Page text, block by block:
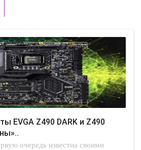
очередь известна своими